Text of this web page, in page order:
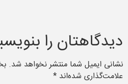
دیدگاهتان را
نشانی ایمیل شما منتشر نخواهد شد.
علامت‌گذاری شده‌اند *